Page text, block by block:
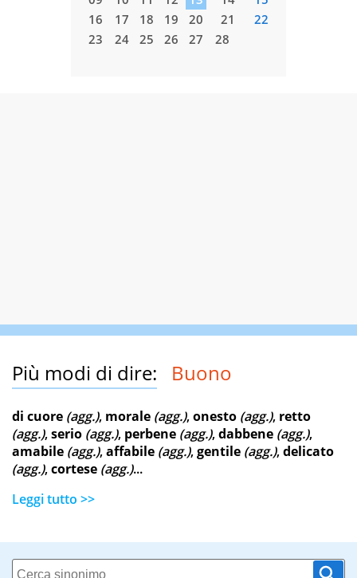
16
17 18 19 20 21
22
23
24 25 26 27 28
Più modi di dire: Buono
di cuore (agg.), morale (agg.),onesto (agg.), retto
(agg.),serio (agg.), perbene (agg.),dabbene (agg.),
amabile (agg.),affabile (agg.),gentile (agg.),delicato
(agg.),cortese (agg.)...
Leggi tutto >>